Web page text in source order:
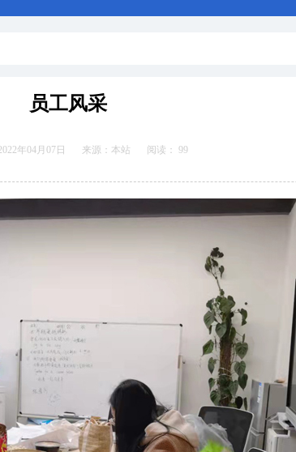
员工风采
年04月07日 来源：本站 阅读： 99